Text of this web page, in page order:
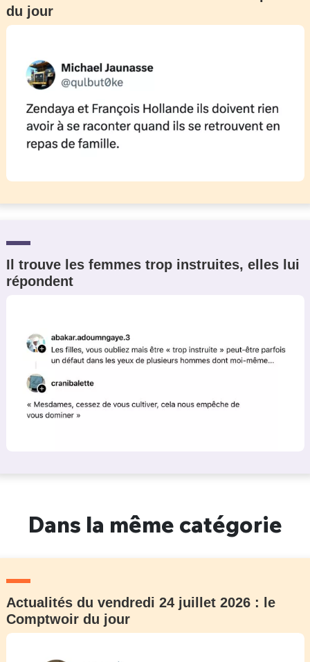
du jour
Il trouve les femmes trop instruites, elles lui
répondent
Dans la même catégorie
Actualités du vendredi 24 juillet 2026 : le
Comptwoir du jour